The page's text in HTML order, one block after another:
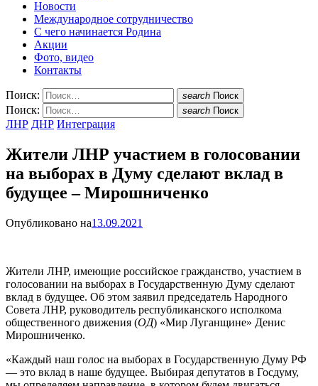
Новости
Международное сотрудничество
С чего начинается Родина
Акции
Фото, видео
Контакты
Поиск: search Поиск
Поиск: search Поиск
ЛНР ДНР Интеграция
Жители ЛНР участием в голосовании
на выборах в Думу сделают вклад в
будущее – Мирошниченко
Опубликовано на13.09.2021
Жители ЛНР, имеющие российское гражданство, участием в
голосовании на выборах в Государственную Думу сделают
вклад в будущее. Об этом заявил председатель Народного
Совета ЛНР, руководитель республиканского исполкома
общественного движения (ОД) «Мир Луганщине» Денис
Мирошниченко.
«Каждый наш голос на выборах в Государственную Думу РФ
— это вклад в наше будущее. Выбирая депутатов в Госдуму,